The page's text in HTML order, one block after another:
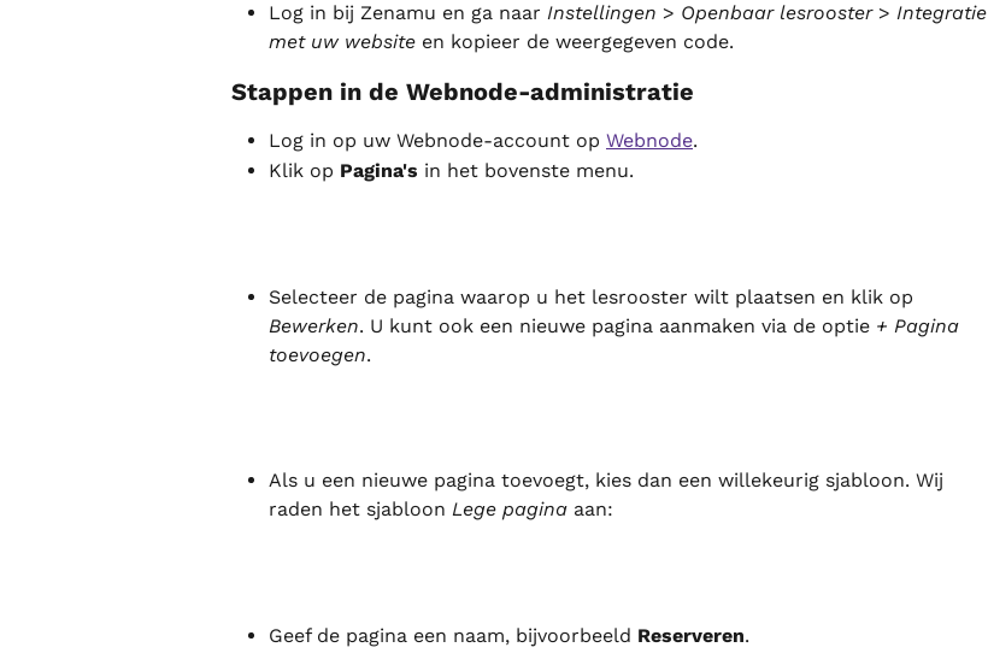
Log in bij Zenamu en ga naar Instellingen > Openbaar lesrooster > Integratie
met uw website en kopieer de weergegeven code.
Stappen in de Webnode-administratie
Log in op uw Webnode-account op Webnode.
Klik op Pagina's in het bovenste menu.
Selecteer de pagina waarop u het lesrooster wilt plaatsen en klik op
Bewerken. U kunt ook een nieuwe pagina aanmaken via de optie + Pagina
toevoegen.
Als u een nieuwe pagina toevoegt, kies dan een willekeurig sjabloon. Wij
raden het sjabloon Lege pagina aan:
Geef de pagina een naam, bijvoorbeeld Reserveren.